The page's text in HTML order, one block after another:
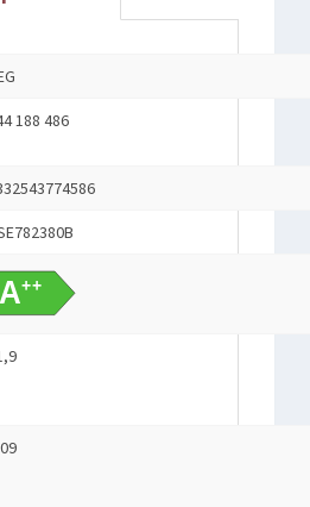
188 486